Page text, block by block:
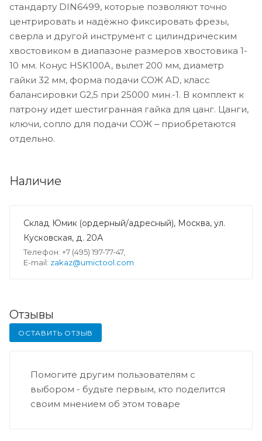
стандарту DIN6499, которые позволяют точно
центрировать и надёжно фиксировать фрезы,
сверла и другой инструмент с цилиндрическим
хвостовиком в диапазоне размеров хвостовика 1-
10 мм. Конус HSK100A, вылет 200 мм, диаметр
гайки 32 мм, форма подачи СОЖ AD, класс
балансировки G2,5 при 25000 мин.-1. В комплект к
патрону идет шестигранная гайка для цанг. Цанги,
ключи, сопло для подачи СОЖ ‒ приобретаются
отдельно.
Наличие
Склад Юмик (ордерный/адресный), Москва, ул.
Кусковская, д. 20А
Телефон: +7 (495) 197-77-47,
E-mail: zakaz@umictool.com
Отзывы
ОСТАВИТЬ ОТЗЫВ
Помогите другим пользователям с
выбором - будьте первым, кто поделится
своим мнением об этом товаре